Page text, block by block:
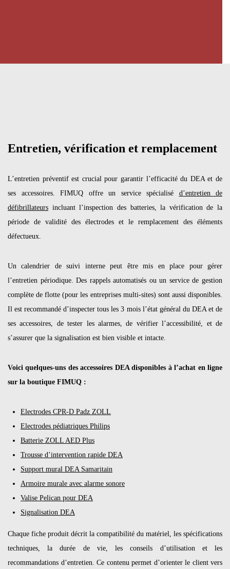
Entretien, vérification et remplacement
L’entretien préventif est crucial pour garantir l’efficacité du DEA et de
ses accessoires. FIMUQ offre un service spécialisé d’entretien de
défibrillateurs incluant l’inspection des batteries, la vérification de la
période de validité des électrodes et le remplacement des éléments
défectueux.
Un calendrier de suivi interne peut être mis en place pour gérer
l’entretien périodique. Des rappels automatisés ou un service de gestion
complète de flotte (pour les entreprises multi-sites) sont aussi disponibles.
Il est recommandé d’inspecter tous les 3 mois l’état général du DEA et de
ses accessoires, de tester les alarmes, de vérifier l’accessibilité, et de
s’assurer que la signalisation est bien visible et intacte.
Voici quelques-uns des accessoires DEA disponibles à l’achat en ligne
sur la boutique FIMUQ :
Electrodes CPR-D Padz ZOLL
Electrodes pédiatriques Philips
Batterie ZOLL AED Plus
Trousse d’intervention rapide DEA
Support mural DEA Samaritain
Armoire murale avec alarme sonore
Valise Pelican pour DEA
Signalisation DEA
Chaque fiche produit décrit la compatibilité du matériel, les spécifications
techniques, la durée de vie, les conseils d’utilisation et les
recommandations d’entretien. Ce contenu permet d’orienter le client vers